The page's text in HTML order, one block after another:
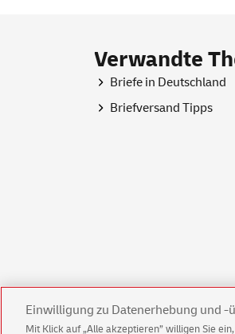
Verwandte
Briefe in Deutschland
Briefversand Tipps
Einwilligung zu Datenerhebung und
Mit Klick auf „Alle akzeptieren” willigen Sie